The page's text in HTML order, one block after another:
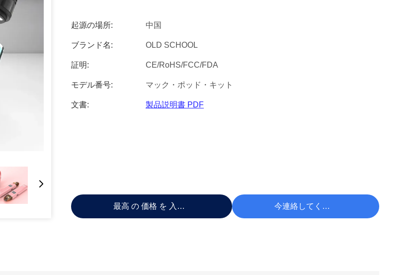
起源の場所: 中国
ブランド名: OLD SCHOOL
証明: CE/RoHS/FCC/FDA
モデル番号: マック・ポッド・キット
文書: 製品説明書 PDF
最高 の 価格 を 入手 する 今連絡してください